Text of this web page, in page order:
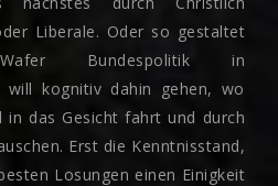
Liberale. Oder so gestaltet
Bundespolitik in
will kognitiv dahin gehen, wo
in das Gesicht fahrt und durch
Erst die Kenntnisstand,
Losungen einen Einigkeit